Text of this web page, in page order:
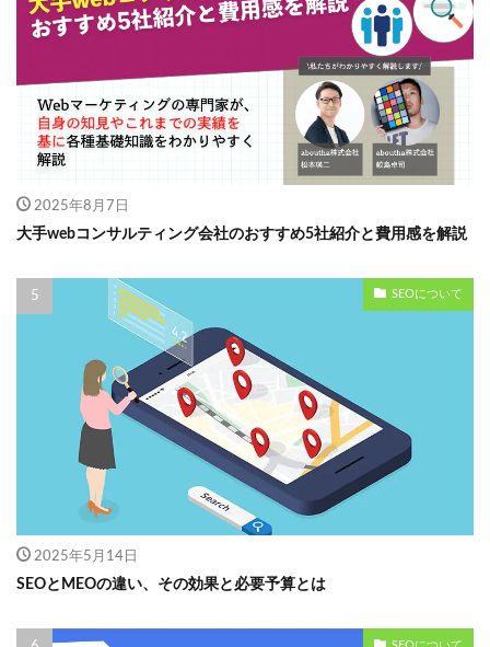
2025年8月7日
大手webコンサルティング会社のおすすめ5社紹介と費用感を解説
SEOについて
2025年5月14日
SEOとMEOの違い、その効果と必要予算とは